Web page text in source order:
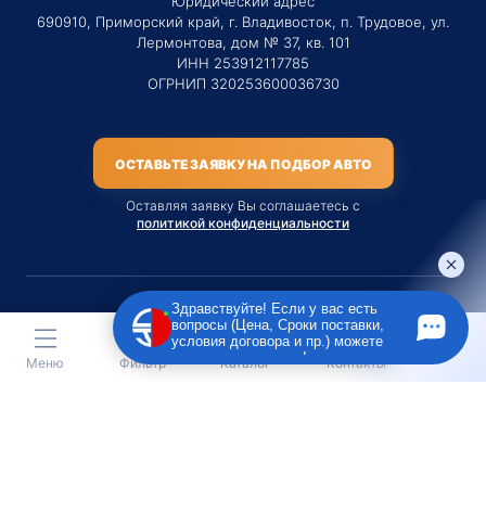
690910, Приморский край, г. Владивосток, п. Трудовое, ул.
Лермонтова, дом № 37, кв. 101
ИНН 253912117785
ОГРНИП 320253600036730
ОСТАВЬТЕ ЗАЯВКУ НА ПОДБОР АВТО
Оставляя заявку Вы соглашаетесь с
политикой конфиденциальности
Материалы данного сайта являются публичной офертой
только на услугу сопровождения Агентом приобретения
транспортного средства Клиентом.
Меню Фильтр Каталог Контакты
Здравствуйте! Если у вас есть
вопросы (Цена, Сроки поставки,
условия договора и пр.) можете
задать их мне в чат!